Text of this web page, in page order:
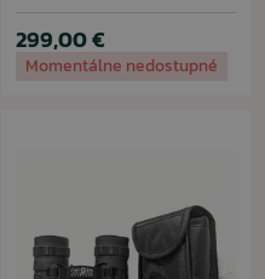
299,00 €
Momentálne nedostupné